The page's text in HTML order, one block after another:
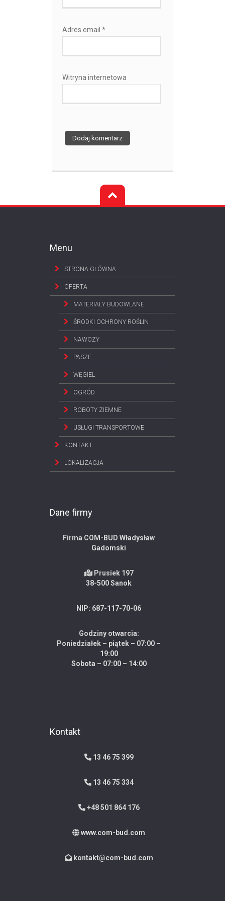
Adres email *
Witryna internetowa
Menu
STRONA GŁÓWNA
OFERTA
MATERIAŁY BUDOWLANE
ŚRODKI OCHRONY ROŚLIN
NAWOZY
PASZE
WĘGIEL
OGRÓD
ROBOTY ZIEMNE
USŁUGI TRANSPORTOWE
KONTAKT
LOKALIZACJA
Dane firmy
Firma COM-BUD Władysław
Gadomski
Prusiek 197
38-500 Sanok
NIP: 687-117-70-06
Godziny otwarcia:
Poniedziałek – piątek – 07:00 –
19:00
Sobota – 07:00 – 14:00
Kontakt
13 46 75 399
13 46 75 334
+48 501 864 176
www.com-bud.com
kontakt@com-bud.com